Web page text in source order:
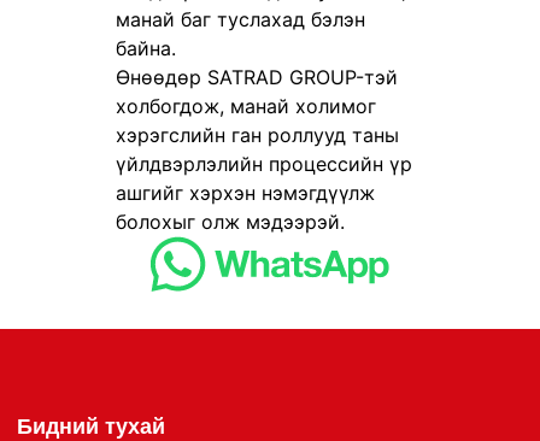
манай баг туслахад бэлэн
байна.
Өнөөдөр SATRAD GROUP-тэй
холбогдож, манай холимог
хэрэгслийн ган роллууд таны
үйлдвэрлэлийн процессийн үр
ашгийг хэрхэн нэмэгдүүлж
болохыг олж мэдээрэй.
Бидний тухай